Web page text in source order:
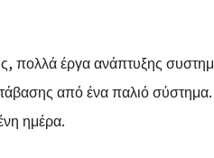
έργα ανάπτυξης
από ένα παλιό
ημέρα.